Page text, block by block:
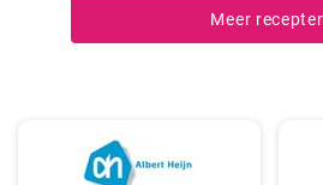
Meer